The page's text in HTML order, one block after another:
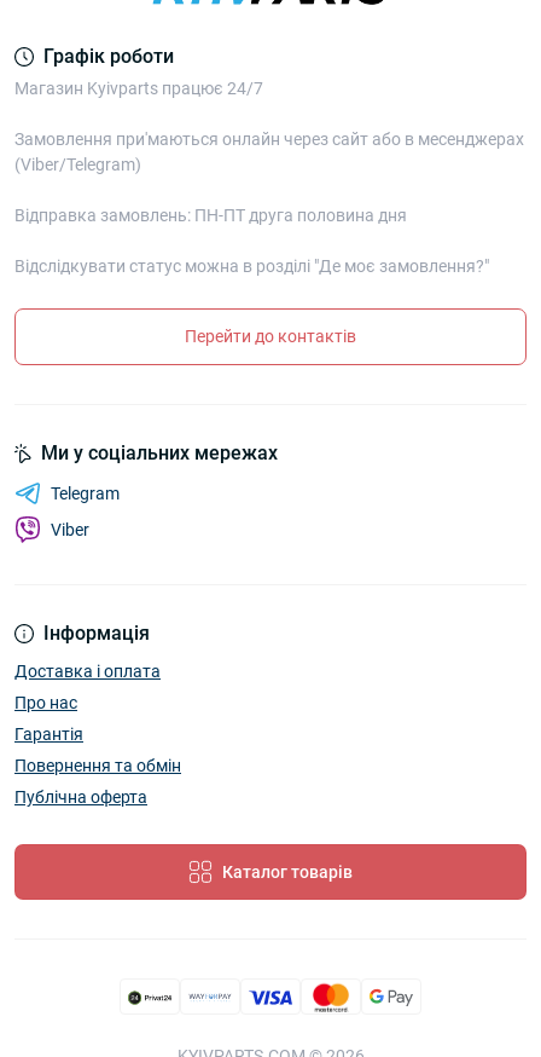
Графік роботи
Магазин Kyivparts працює 24/7
Замовлення при'маються онлайн через сайт або в месенджерах
(Viber/Telegram)
Відправка замовлень: ПН-ПТ друга половина дня
Відслідкувати статус можна в розділі "Де моє замовлення?"
Перейти до контактів
Інформація
Доставка і оплата
Про нас
Гарантія
Повернення та обмін
Публічна оферта
Каталог товарів
Ми у соціальних мережах
Telegram
Viber